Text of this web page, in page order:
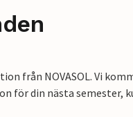
från NOVASOL. Vi
för din nästa semester,